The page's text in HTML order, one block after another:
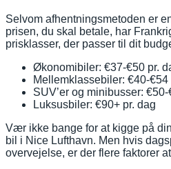
Selvom afhentningsmetoden er
prisen, du skal betale, har
prisklasser, der passer til dit
Økonomibiler: €37-€50 pr.
Mellemklassebiler: €40-€54
SUV’er og minibusser: €50-
Luksusbiler: €90+ pr. dag
Vær ikke bange for at kigge på
bil i Nice Lufthavn. Men hvis
overvejelse, er der flere faktorer